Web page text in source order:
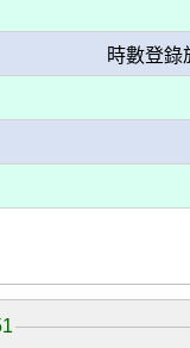
時數登錄